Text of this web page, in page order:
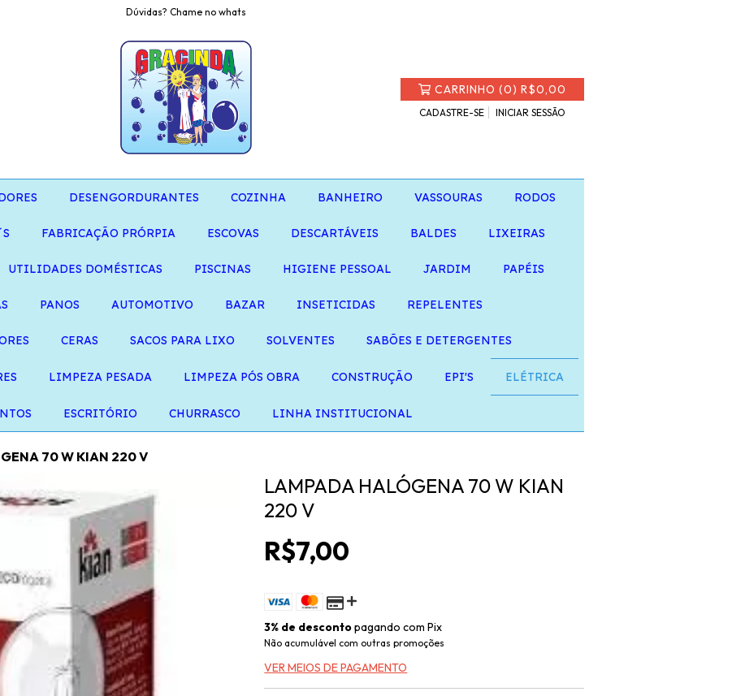
Dúvidas? Chame no whats
CARRINHO (0)R$0,00
CADASTRE-SE INICIAR SESSÃO
DESENGORDURANTES COZINHA BANHEIRO VASSOURAS RODOS
FABRICAÇÃO PRÓRPIA ESCOVAS DESCARTÁVEIS BALDES LIXEIRAS
UTILIDADES DOMÉSTICAS PISCINAS HIGIENE PESSOAL JARDIM PAPÉIS
PANOS AUTOMOTIVO BAZAR INSETICIDAS REPELENTES
CERAS SACOS PARA LIXO SOLVENTES SABÕES E DETERGENTES
LIMPEZA PESADA LIMPEZA PÓS OBRA CONSTRUÇÃO EPI'S ELÉTRICA
ESCRITÓRIO CHURRASCO LINHA INSTITUCIONAL
70 W KIAN 220 V
LAMPADA HALÓGENA 70 W KIAN
220 V
R$7,00
3% de descontopagando com Pix
Não acumulável com outras promoções
VER MEIOS DE PAGAMENTO